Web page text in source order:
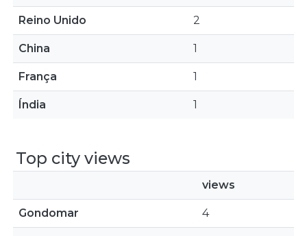
Reino Unido 2
China 1
França 1
Índia 1
Top city views
views
Gondomar 4